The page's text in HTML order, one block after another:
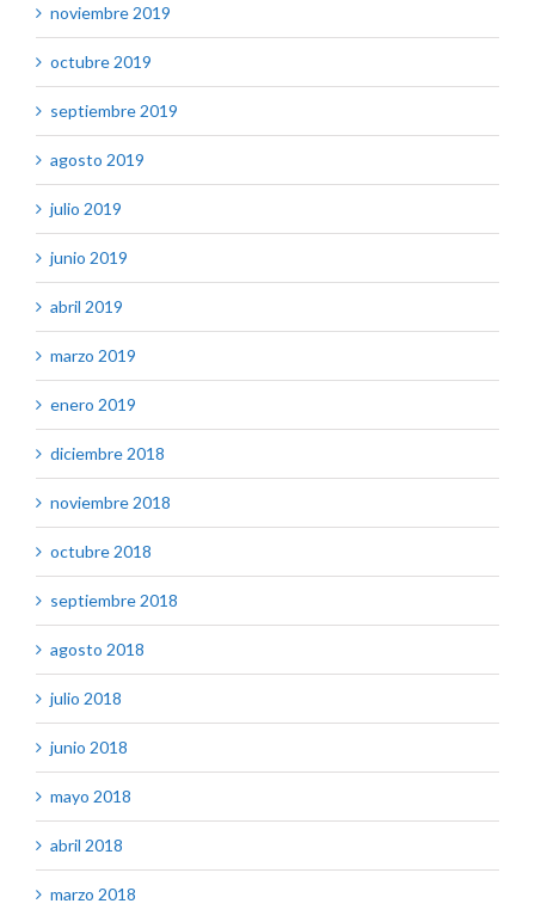
noviembre 2019
octubre 2019
septiembre 2019
agosto 2019
julio 2019
junio 2019
abril 2019
marzo 2019
enero 2019
diciembre 2018
noviembre 2018
octubre 2018
septiembre 2018
agosto 2018
julio 2018
junio 2018
mayo 2018
abril 2018
marzo 2018